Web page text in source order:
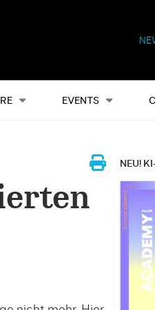
EVENTS
Alles Events
NEU!